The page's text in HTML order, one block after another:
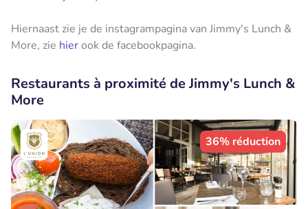
Hiernaast zie je de instagrampagina van Jimmy's Lunch &
More, zie hierook de facebookpagina.
Restaurants à proximité de Jimmy's Lunch &
More
36% réduction